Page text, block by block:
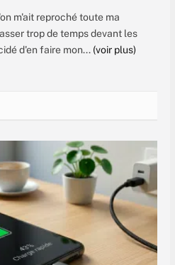
m'ait reproché toute ma
trop de temps devant les
d'en faire mon... (voir plus)